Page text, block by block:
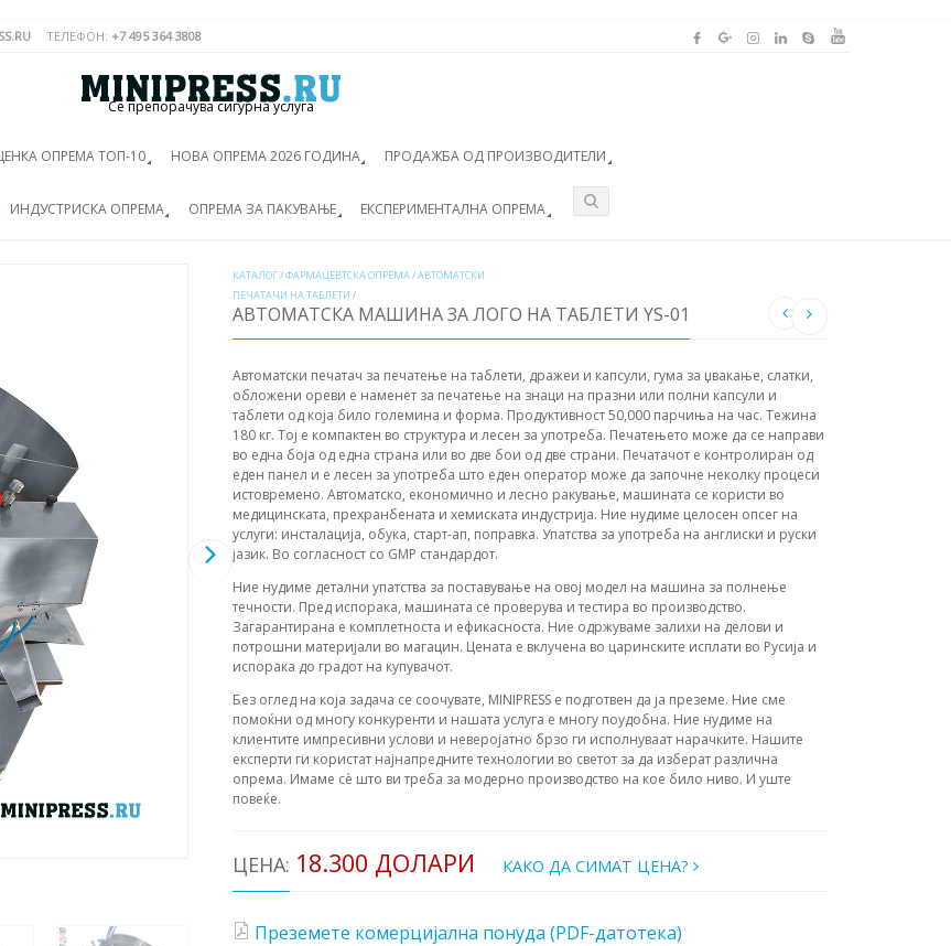
ТЕЛЕФОН: +7 495 364 3808
Се препорачува сигурна услуга
ОПРЕМА ТОП-10 НОВА ОПРЕМА 2026 ГОДИНА ПРОДАЖБА ОД ПРОИЗВОДИТЕЛИ
ИНДУСТРИСКА ОПРЕМА ОПРЕМА ЗА ПАКУВАЊЕ ЕКСПЕРИМЕНТАЛНА ОПРЕМА
КАТАЛОГ/ФАРМАЦЕВТСКА ОПРЕМА/АВТОМАТСКИ
ПЕЧАТАЧИ НА ТАБЛЕТИ /
АВТОМАТСКА МАШИНА ЗА ЛОГО НА ТАБЛЕТИ YS-01
Автоматски печатач за печатење на таблети, дражеи и капсули, гума за џвакање, слатки,
обложени ореви е наменет за печатење на знаци на празни или полни капсули и
таблети од која било големина и форма. Продуктивност 50,000 парчиња на час. Тежина
180 кг. Тој е компактен во структура и лесен за употреба. Печатењето може да се направи
во една боја од една страна или во две бои од две страни. Печатачот е контролиран од
еден панел и е лесен за употреба што еден оператор може да започне неколку процеси
истовремено. Автоматско, економично и лесно ракување, машината се користи во
медицинската, прехранбената и хемиската индустрија. Ние нудиме целосен опсег на
услуги: инсталација, обука, старт-ап, поправка. Упатства за употреба на англиски и руски
јазик. Во согласност со GMP стандардот.
Ние нудиме детални упатства за поставување на овој модел на машина за полнење
течности. Пред испорака, машината се проверува и тестира во производство.
Загарантирана е комплетноста и ефикасноста. Ние одржуваме залихи на делови и
потрошни материјали во магацин. Цената е вклучена во царинските исплати во Русија и
испорака до градот на купувачот.
Без оглед на која задача се соочувате, MINIPRESS е подготвен да ја преземе. Ние сме
помоќни од многу конкуренти и нашата услуга е многу поудобна. Ние нудиме на
клиентите импресивни услови и неверојатно брзо ги исполнуваат нарачките. Нашите
експерти ги користат најнапредните технологии во светот за да изберат различна
опрема. Имаме сè што ви треба за модерно производство на кое било ниво. И уште
повеќе.
ЦЕНА: 18.300 ДОЛАРИ КАКО ДА СИМАТ ЦЕНА?
Преземете комерцијална понуда (PDF-датотека)